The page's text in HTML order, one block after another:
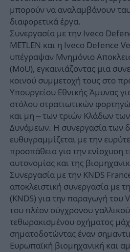
μπορούν να αναλαμβάνουν
διαφορετικά έργα.
Συνεργασία με την Iveco
METLEN και η Iveco Defence
υπέγραψαν Μνημόνιο
(MoU), εγκαινιάζοντας μια
κοινού συμμετοχή τους στο
Υπουργείου Εθνικής Άμυνας
στόλου στρατιωτικών
και μη – των τριών Κλάδων
Δυνάμεων. Η συνεργασία των
ευθυγραμμίζεται με την
προσπάθεια για την ενίσχυση
αυτονομίας και της
Συνεργασία με την KNDS
αποκλειστική συνεργασία με
(KNDS) για την παραγωγή του
του πλέον σύγχρονου
τεθωρακισμένου οχήματος
σηματοδοτώντας έναν
Ευρωπαϊκή βιομηχανική και